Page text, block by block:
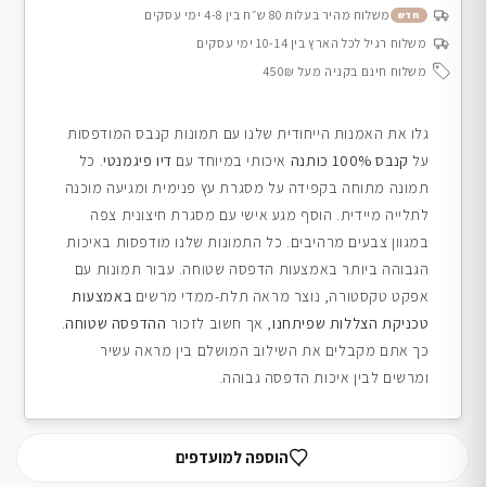
חדש
משלוח מהיר בעלות 80 ש״ח בין 4-8 ימי עסקים
משלוח רגיל לכל הארץ בין 10-14 ימי עסקים
משלוח חינם בקניה מעל 450₪
גלו את האמנות הייחודית שלנו עם תמונות קנבס המודפסות
על קנבס 100% כותנה איכותי במיוחד עם דיו פיגמנטי. כל
תמונה מתוחה בקפידה על מסגרת עץ פנימית ומגיעה מוכנה
לתלייה מיידית. הוסף מגע אישי עם מסגרת חיצונית צפה
במגוון צבעים מרהיבים. כל התמונות שלנו מודפסות באיכות
הגבוהה ביותר באמצעות הדפסה שטוחה. עבור תמונות עם
אפקט טקסטורה, נוצר מראה תלת-ממדי מרשים באמצעות
טכניקת הצללות שפיתחנו, אך חשוב לזכור ההדפסה שטוחה.
כך אתם מקבלים את השילוב המושלם בין מראה עשיר
ומרשים לבין איכות הדפסה גבוהה.
הוספה למועדפים